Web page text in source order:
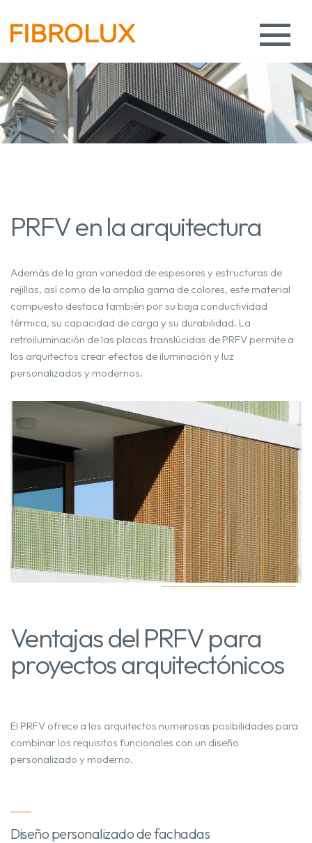
PRFV en la arquitectura
Además de la gran variedad de espesores y estructuras de
rejillas, así como de la amplia gama de colores, este material
compuesto destaca también por su baja conductividad
térmica, su capacidad de carga y su durabilidad. La
retroiluminación de las placas translúcidas de PRFV permite a
los arquitectos crear efectos de iluminación y luz
personalizados y modernos.
Ventajas del PRFV para
proyectos arquitectónicos
El PRFV ofrece a los arquitectos numerosas posibilidades para
combinar los requisitos funcionales con un diseño
personalizado y moderno.
Diseño personalizado de fachadas